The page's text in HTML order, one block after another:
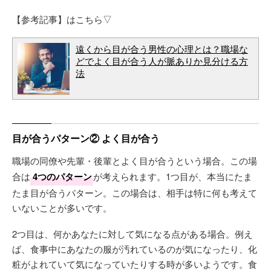
【参考記事】はこちら▽
遠くから目が合う男性の心理とは？職場な
どでよく目が合う人が脈ありか見分ける方
法
目が合うパターン② よく目が合う
職場の同僚や先輩・後輩とよく目が合うという場合。この場
合は 4つのパターンが考えられます。1つ目が、本当にたま
たま目が合うパターン。この場合は、相手は特に何も考えて
いないことが多いです。
2つ目は、何かあなたに対して気になる点がある場合。例え
ば、食事中にあなたの服が汚れているのが気になったり、化
粧がよれていて気になっていたりする時が多いようです。食